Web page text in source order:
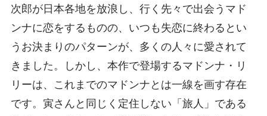
次郎が日本各地を放浪し、行く先々で出会うマド
ンナに恋をするものの、いつも失恋に終わるとい
うお決まりのパターンが、多くの人々に愛されて
きました。しかし、本作で登場するマドンナ・リ
リーは、これまでのマドンナとは一線を画す存在
です。寅さんと同じく定住しない「旅人」である